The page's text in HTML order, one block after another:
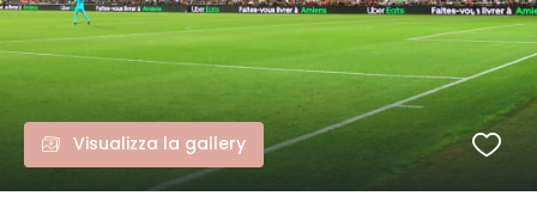
Visualizza la gallery